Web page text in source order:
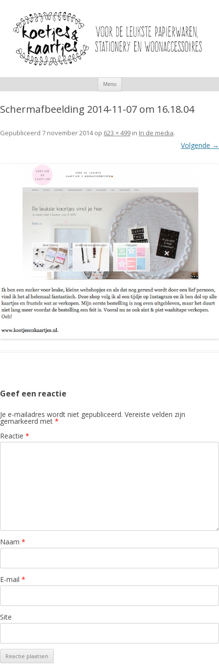
Menu
inhoud
Schermafbeelding 2014-11-07 om 16.18.04
Gepubliceerd 7 november 2014op 623 × 499 in In de media.
Volgende →
Geef een reactie
Je e-mailadres wordt niet gepubliceerd. Vereiste velden zijn
gemarkeerd met *
Reactie *
Naam *
E-mail *
Site